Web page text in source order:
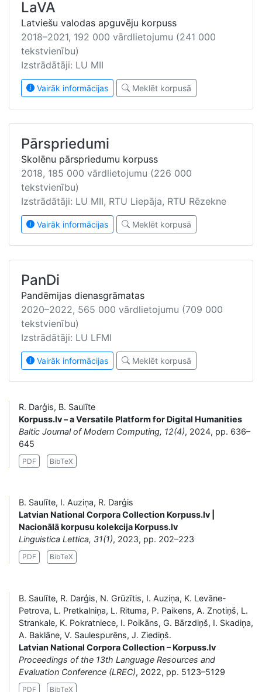
LaVA
Latviešu valodas apguvēju korpuss
2018–2021, 192 000 vārdlietojumu (241 000
tekstvienību)
Izstrādātāji: LU MII
Vairāk informācijas Meklēt korpusā
Pārspriedumi
Skolēnu pārspriedumu korpuss
2018, 185 000 vārdlietojumu (226 000
tekstvienību)
Izstrādātāji: LU MII, RTU Liepāja, RTU Rēzekne
Vairāk informācijas Meklēt korpusā
PanDi
Pandēmijas dienasgrāmatas
2020–2022, 565 000 vārdlietojumu (709 000
tekstvienību)
Izstrādātāji: LU LFMI
Vairāk informācijas Meklēt korpusā
R. Darģis, B. Saulīte
Korpuss.lv – a Versatile Platform for Digital Humanities
Baltic Journal of Modern Computing, 12(4), 2024, pp. 636–
645
PDF BibTeX
B. Saulīte, I. Auziņa, R. Darģis
Latvian National Corpora Collection Korpuss.lv |
Nacionālā korpusu kolekcija Korpuss.lv
Linguistica Lettica, 31(1), 2023, pp. 202–223
PDF BibTeX
B. Saulīte, R. Darģis, N. Grūzītis, I. Auziņa, K. Levāne-
Petrova, L. Pretkalniņa, L. Rituma, P. Paikens, A. Znotiņš, L.
Strankale, K. Pokratniece, I. Poikāns, G. Bārzdiņš, I. Skadiņa,
A. Baklāne, V. Saulespurēns, J. Ziediņš.
Latvian National Corpora Collection – Korpuss.lv
Proceedings of the 13th Language Resources and
Evaluation Conference (LREC), 2022, pp. 5123–5129
PDF BibTeX